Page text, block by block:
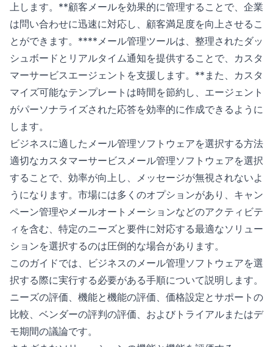
上します。**顧客メールを効果的に管理することで、企業
は問い合わせに迅速に対応し、顧客満足度を向上させるこ
とができます。****メール管理ツールは、整理されたダッ
シュボードとリアルタイム通知を提供することで、カスタ
マーサービスエージェントを支援します。**また、カスタ
マイズ可能なテンプレートは時間を節約し、エージェント
がパーソナライズされた応答を効率的に作成できるように
します。
ビジネスに適したメール管理ソフトウェアを選択する方法
適切なカスタマーサービスメール管理ソフトウェアを選択
することで、効率が向上し、メッセージが無視されないよ
うになります。市場には多くのオプションがあり、キャン
ペーン管理やメールオートメーションなどのアクティビテ
ィを含む、特定のニーズと要件に対応する最適なソリュー
ションを選択するのは圧倒的な場合があります。
このガイドでは、ビジネスのメール管理ソフトウェアを選
択する際に実行する必要がある手順について説明します。
ニーズの評価、機能と機能の評価、価格設定とサポートの
比較、ベンダーの評判の評価、およびトライアルまたはデ
モ期間の議論です。